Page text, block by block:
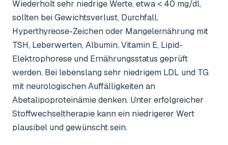
Wiederholt sehr niedrige Werte, etwa < 40 mg/dl,
sollten bei Gewichtsverlust, Durchfall,
Hyperthyreose-Zeichen oder Mangelernährung mit
TSH, Leberwerten, Albumin, Vitamin E, Lipid-
Elektrophorese und Ernährungsstatus geprüft
werden. Bei lebenslang sehr niedrigem LDL und TG
mit neurologischen Auffälligkeiten an
Abetalipoproteinämie denken. Unter erfolgreicher
Stoffwechseltherapie kann ein niedrigerer Wert
plausibel und gewünscht sein.